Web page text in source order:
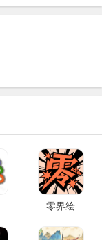
零界绘